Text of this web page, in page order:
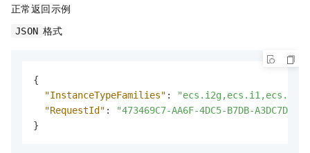
正常返回示例
JSON 格式
{
"InstanceTypeFamilies" :
"RequestId" :
"473469C7-AA6F-4DC5-B7DB-
}